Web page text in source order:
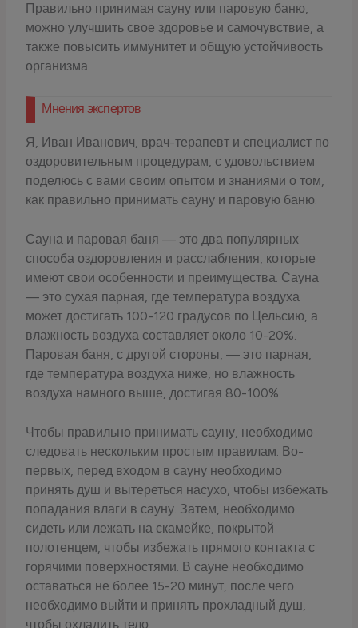
Правильно принимая сауну или паровую баню,
можно улучшить свое здоровье и самочувствие, а
также повысить иммунитет и общую устойчивость
организма.
Мнения экспертов
Я, Иван Иванович, врач-терапевт и специалист по
оздоровительным процедурам, с удовольствием
поделюсь с вами своим опытом и знаниями о том,
как правильно принимать сауну и паровую баню.
Сауна и паровая баня — это два популярных
способа оздоровления и расслабления, которые
имеют свои особенности и преимущества. Сауна
— это сухая парная, где температура воздуха
может достигать 100-120 градусов по Цельсию, а
влажность воздуха составляет около 10-20%.
Паровая баня, с другой стороны, — это парная,
где температура воздуха ниже, но влажность
воздуха намного выше, достигая 80-100%.
Чтобы правильно принимать сауну, необходимо
следовать нескольким простым правилам. Во-
первых, перед входом в сауну необходимо
принять душ и вытереться насухо, чтобы избежать
попадания влаги в сауну. Затем, необходимо
сидеть или лежать на скамейке, покрытой
полотенцем, чтобы избежать прямого контакта с
горячими поверхностями. В сауне необходимо
оставаться не более 15-20 минут, после чего
необходимо выйти и принять прохладный душ,
чтобы охладить тело.